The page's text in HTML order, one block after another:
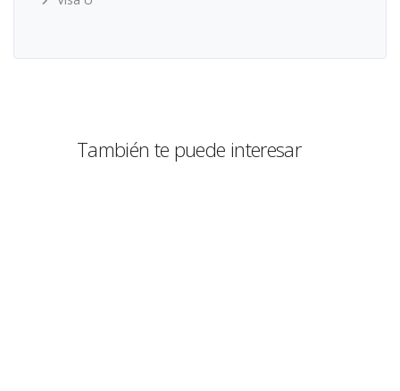
También te puede interesar